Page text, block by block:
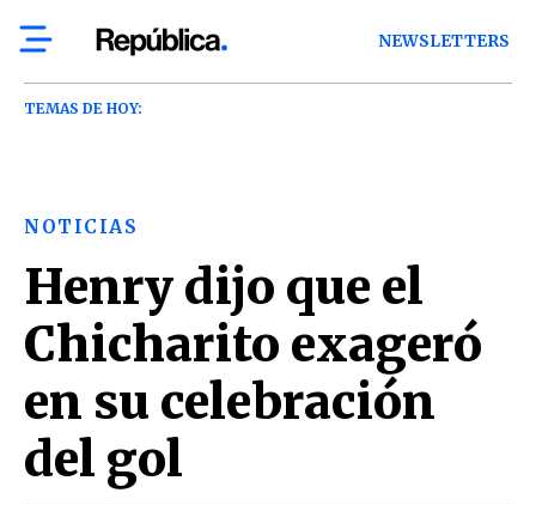
NEWSLETTERS
TEMAS DE HOY:
NOTICIAS
Henry dijo que el
Chicharito exageró
en su celebración
del gol